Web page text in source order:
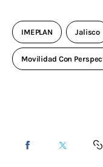
IMEPLAN Jalisco
Movilidad Con